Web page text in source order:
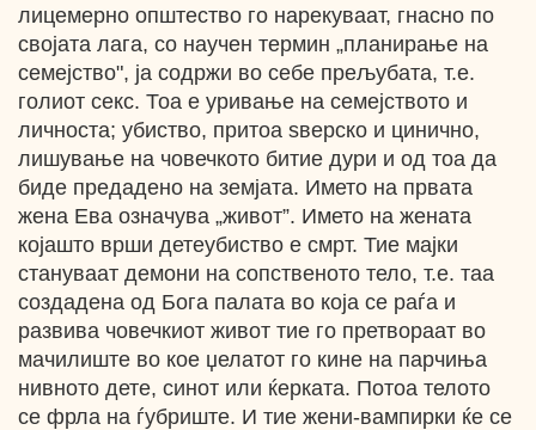
лицемерно општество го нарекуваат, гнасно по
својата лага, со научен термин „планирање на
семејство", ја содржи во себе прељубата, т.е.
голиот секс. Тоа е уривање на семејството и
личноста; убиство, притоа ѕверско и цинично,
лишување на човечкото битие дури и од тоа да
биде предадено на земјата. Името на првата
жена Ева означува „живот”. Името на жената
којашто врши детеубиство е смрт. Тие мајки
стануваат демони на сопственото тело, т.е. таа
создадена од Бога палата во која се раѓа и
развива човечкиот живот тие го претвораат во
мачилиште во кое џелатот го кине на парчиња
нивното дете, синот или ќерката. Потоа телото
се фрла на ѓубриште. И тие жени-вампирки ќе се